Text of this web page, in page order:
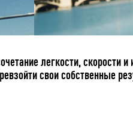
легкости, скорости
свои собственные